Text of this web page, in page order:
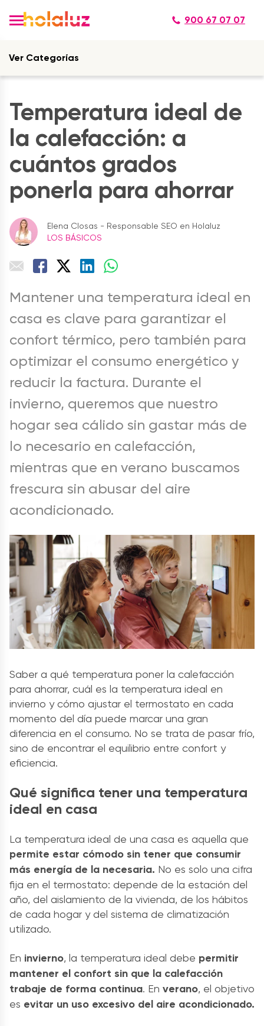
900 67 07 07
Ver Categorías
Temperatura ideal de
la calefacción: a
cuántos grados
ponerla para ahorrar
Elena Closas - Responsable SEO en Holaluz
LOS BÁSICOS
Mantener una temperatura ideal en
casa es clave para garantizar el
confort térmico, pero también para
optimizar el consumo energético y
reducir la factura. Durante el
invierno, queremos que nuestro
hogar sea cálido sin gastar más de
lo necesario en calefacción,
mientras que en verano buscamos
frescura sin abusar del aire
acondicionado.
Saber a qué temperatura poner la calefacción
para ahorrar, cuál es la temperatura ideal en
invierno y cómo ajustar el termostato en cada
momento del día puede marcar una gran
diferencia en el consumo. No se trata de pasar frío,
sino de encontrar el equilibrio entre confort y
eficiencia.
Qué significa tener una temperatura
ideal en casa
La temperatura ideal de una casa es aquella que
permite estar cómodo sin tener que consumir
más energía de la necesaria. No es solo una cifra
fija en el termostato: depende de la estación del
año, del aislamiento de la vivienda, de los hábitos
de cada hogar y del sistema de climatización
utilizado.
En invierno, la temperatura ideal debe permitir
mantener el confort sin que la calefacción
trabaje de forma continua. En verano, el objetivo
es evitar un uso excesivo del aire acondicionado.